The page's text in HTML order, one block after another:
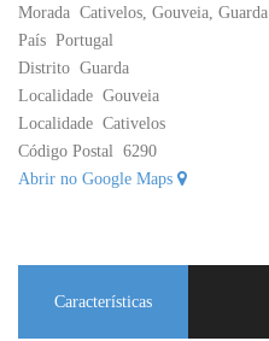
Morada Cativelos, Gouveia, Guarda
País Portugal
Distrito Guarda
Localidade Gouveia
Localidade Cativelos
Código Postal 6290
Abrir no Google Maps
Características